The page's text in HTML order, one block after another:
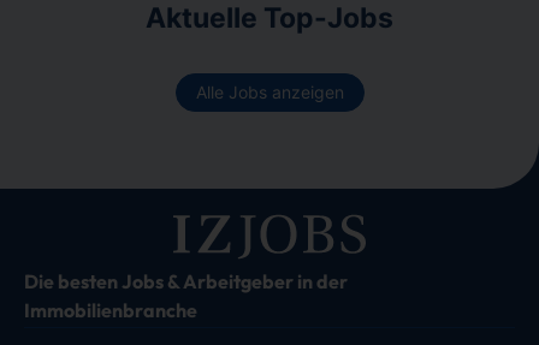
Aktuelle Top-Jobs
Alle Jobs anzeigen
Die besten Jobs & Arbeitgeber in der
Immobilienbranche